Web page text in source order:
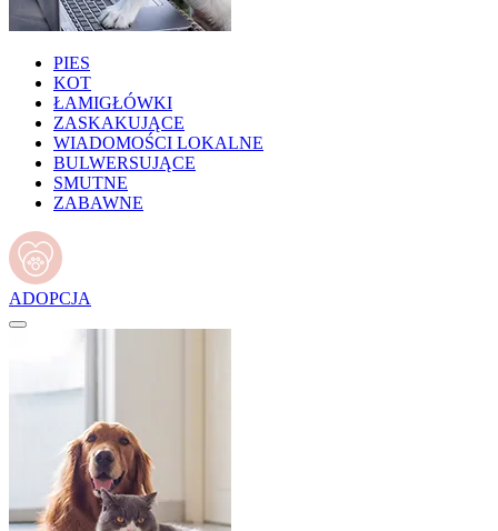
PIES
KOT
ŁAMIGŁÓWKI
ZASKAKUJĄCE
WIADOMOŚCI LOKALNE
BULWERSUJĄCE
SMUTNE
ZABAWNE
ADOPCJA